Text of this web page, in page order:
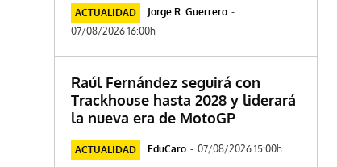
ACTUALIDAD Jorge R. Guerrero -
07/08/2026 16:00h
Raúl Fernández seguirá con
Trackhouse hasta 2028 y liderará
la nueva era de MotoGP
ACTUALIDAD EduCaro - 07/08/2026 15:00h